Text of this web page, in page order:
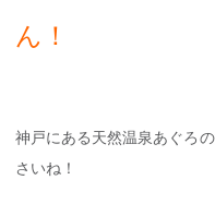
ん！
神戸にある天然温泉あぐろ
さいね！